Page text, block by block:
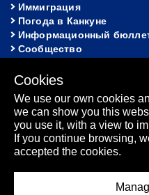
Иммиграция
Погода в Канкуне
Информационный
Сообщество
FAQ
Потерянное и найденное
карта сайта
Информационный
Cookies
We use our own cookies
we can show you this
you use it, with a view to
If you continue browsing,
accepted the cookies.